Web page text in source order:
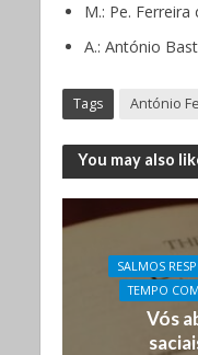
M.: Pe. Ferreira
A.: António
Tags António
You may also
SALMOS
TEMPO
Vós